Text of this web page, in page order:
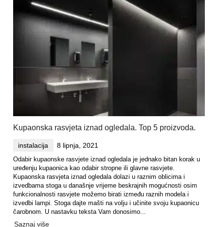
Kupaonska rasvjeta iznad ogledala. Top 5 proizvoda.
instalacija 8 lipnja, 2021
Odabir kupaonske rasvjete iznad ogledala je jednako bitan korak u
uređenju kupaonica kao odabir stropne ili glavne rasvjete.
Kupaonska rasvjeta iznad ogledala dolazi u raznim oblicima i
izvedbama stoga u današnje vrijeme beskrajnih mogućnosti osim
funkcionalnosti rasvjete možemo birati između raznih modela i
izvedbi lampi. Stoga dajte mašti na volju i učinite svoju kupaonicu
čarobnom. U nastavku teksta Vam donosimo...
Saznaj više